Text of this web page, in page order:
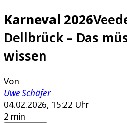
Karneval 2026
Dellbrück – Das
wissen
Von
Uwe Schäfer
04.02.2026, 15:22 Uhr
2 min